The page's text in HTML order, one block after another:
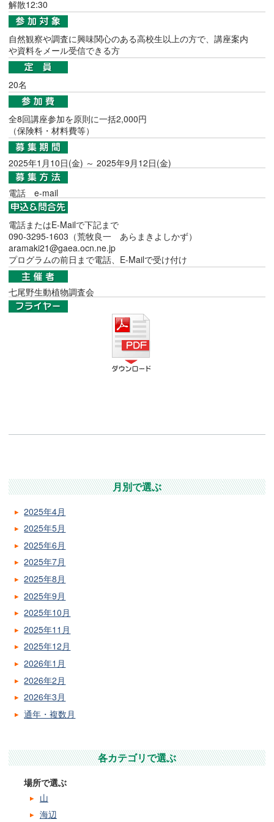
解散12:30
自然観察や調査に興味関心のある高校生以上の方で、講座案内
や資料をメール受信できる方
20名
全8回講座参加を原則に一括2,000円
（保険料・材料費等）
2025年1月10日(金) ～ 2025年9月12日(金)
電話 e-mail
電話またはE-Mailで下記まで
090-3295-1603（荒牧良一 あらまきよしかず）
aramaki21@gaea.ocn.ne.jp
プログラムの前日まで電話、E-Mailで受け付け
七尾野生動植物調査会
月別で選ぶ
2025年4月
2025年5月
2025年6月
2025年7月
2025年8月
2025年9月
2025年10月
2025年11月
2025年12月
2026年1月
2026年2月
2026年3月
通年・複数月
各カテゴリで選ぶ
場所で選ぶ
山
海辺